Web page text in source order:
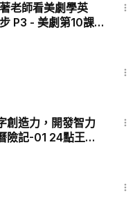
老師看美劇學英
P3 - 美劇第10課
創造力，開發智力
險記-01 24點王國